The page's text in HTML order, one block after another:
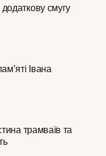
смугу
Івана
трамваїв та